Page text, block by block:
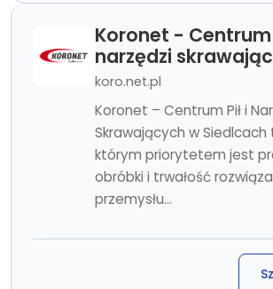
Koronet - Centrum
narzędzi
koro.net.pl
Koronet – Centrum Pił i
Skrawających w
którym priorytetem jest
obróbki i trwałość
przemysłu...